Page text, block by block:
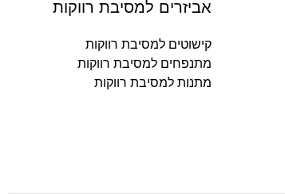
אביזרים למסיבת רווקות
קישוטים למסיבת רווקות
מתנפחים למסיבת רווקות
מתנות למסיבת רווקות